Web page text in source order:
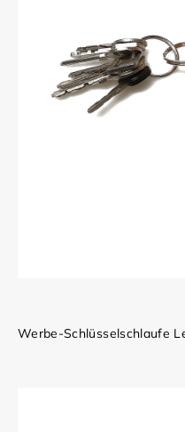
Werbe-Schlüsselschlaufe